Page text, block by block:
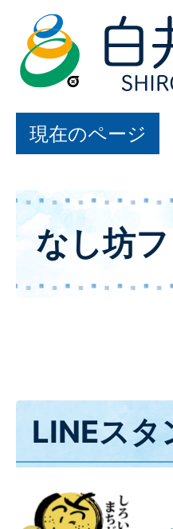
現在のページ
なし坊
LINEスタ